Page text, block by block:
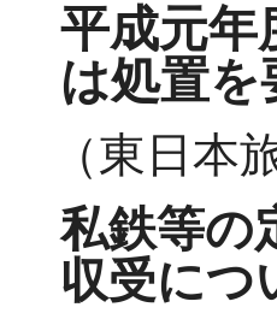
平成元年
は処置
（東日本
私鉄等の
収受につ